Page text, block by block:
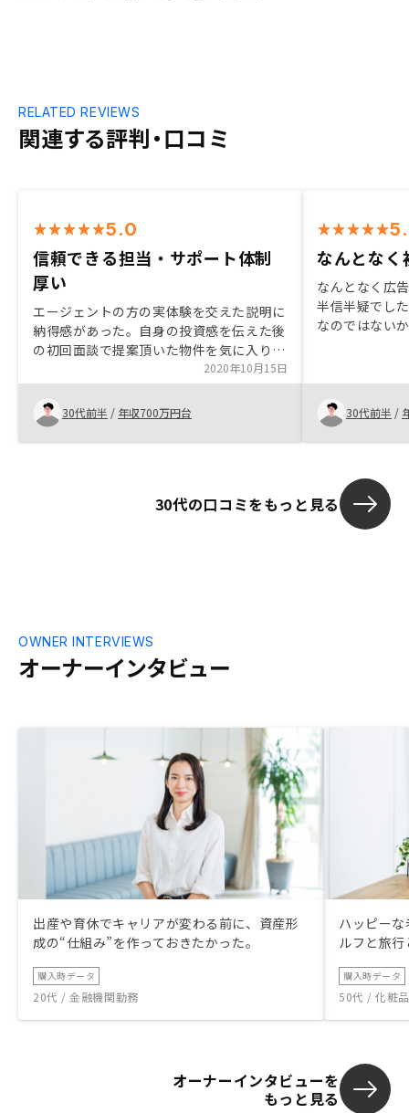
関連する評判・口コミ
RELATED REVIEWS
5.0
信頼できる担当・サポート体制
厚い
エージェントの方の実体験を交えた説明に
納得感があった。自身の投資感を伝えた後
の初回面談で提案頂いた物件を気に入り、
この担当なら信頼できると感じた。サポー
ト体制も厚く、迷うこと無く契約できた。
紹介可能物件のリストが見れると2件目以
降相談がしやすいと思う。
2020年10月15日
30代前半 / 年収700万円台
なんとなく
なんとなく広
半信半疑でし
なのではない
た点です。
30代前半 /
30代の口コミをもっと見る
オーナーインタビュー
OWNER INTERVIEWS
出産や育休でキャリアが変わる前に、資産形
成の“仕組み”を作っておきたかった。
購入時データ
20代 / 金融機関勤務
ハッピー
ルフと旅
購入時データ
50代 / 化粧
オーナーインタビューを
もっと見る